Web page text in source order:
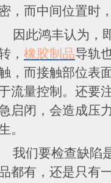
，而中间位置时
因此鸿丰认为，
， 橡胶制品导轨
，而接触部位表
流量控制。还要
启闭，会造成压
。
我们要检查缺陷
都有，还是只有